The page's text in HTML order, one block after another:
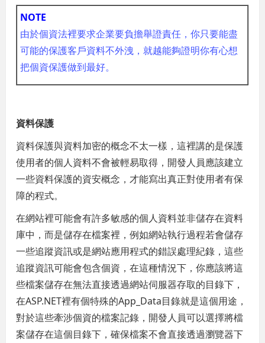
NOTE
由於個資法裡要求企業要負擔舉證責任，你只要能盡
可能的保護客戶資料不外洩，就越能夠證明你有心想
把個資保護做到最好。
資料保護
資料保護與資料加密的概念不太一樣，這裡講的是保護
使用者的個人資料不會被輕易取得，開發人員應該建立
一些資料保護的資安概念，才能寫出真正對使用者有保
障的程式。
在網站裡可能會有許多敏感的個人資料並非儲存在資料
庫中，而是儲存在檔案裡，例如網站執行過程若會儲存
一些追蹤資訊或是網站應用程式的錯誤處理紀錄，這些
追蹤資訊可能會包含個資，在這種情況下，你應該將這
些檔案儲存在無法直接透過網站伺服器存取的目錄下，
在ASP.NET裡有個特殊的App_Data目錄就是這個用途，
對於這些牽涉個資的檔案記錄，開發人員可以選擇將檔
案儲存在這個目錄下，確保檔案不會直接透過瀏覽器下